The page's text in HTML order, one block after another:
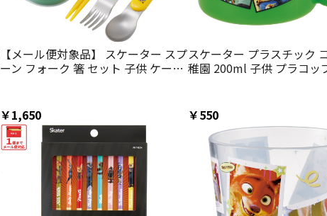
【メール便対象品】 スケーター スプ
ーン フォーク 箸 セット 子供 ケース
ク ジュディ ディズニー
￥1,650
スケーター プラスチック
稚園 200ml 子供 プラコッ
ー【キャラクター 子供用食
キッズ 保育園 小学生 学校
￥550